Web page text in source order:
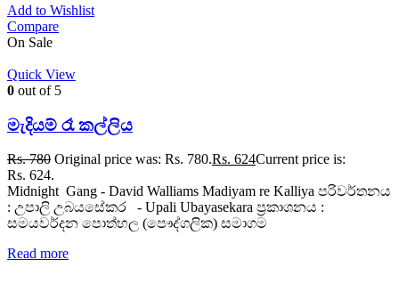
Add to Wishlist
Compare
On Sale
Quick View
0 out of 5
මැදියම් රෑ කල්ලිය
Rs.780 Original price was: Rs. 780.Rs. 624Current price is:
Rs. 624.
Midnight Gang - David Walliams Madiyam re Kalliya පරිවර්තනය
: උපාලි උබයසේකර - Upali Ubayasekara ප්‍රකාශනය :
සමයවර්දන පොත්හල (පෞද්ගලික) සමාගම
Read more